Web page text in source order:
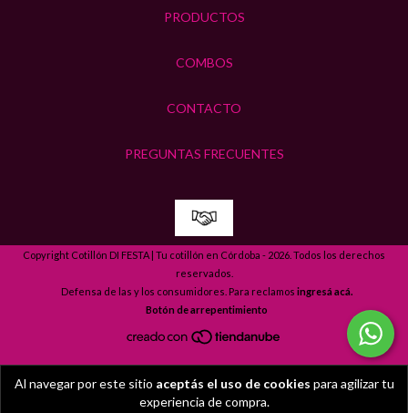
Al navegar por este sitio aceptás el uso de cookies para agilizar tu
experiencia de compra.
PRODUCTOS
COMBOS
CONTACTO
PREGUNTAS FRECUENTES
Copyright Cotillón DI FESTA | Tu cotillón en Córdoba - 2026. Todos los derechos
reservados.
Defensa de las y los consumidores. Para reclamos ingresá acá.
Botón de arrepentimiento